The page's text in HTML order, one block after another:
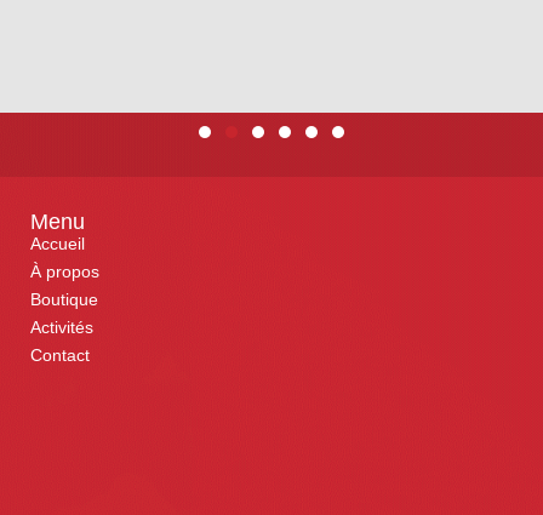
Menu
Accueil
À propos
Boutique
Activités
Contact